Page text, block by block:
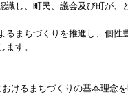
識し、町民、議会及び町が、
るまちづくりを推進し、個性
す。
けるまちづくりの基本理念